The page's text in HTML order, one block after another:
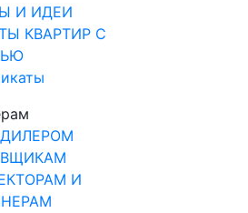
И ИДЕИ
КВАРТИР С
И